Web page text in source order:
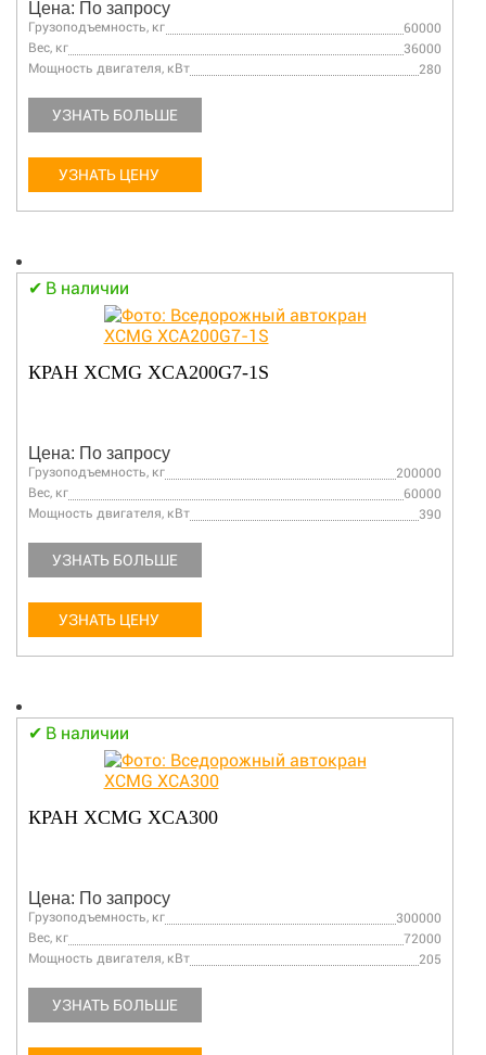
Цена: По запросу
Грузоподъемность, кг
60000
Вес, кг
36000
Мощность двигателя, кВт
280
УЗНАТЬ БОЛЬШЕ
УЗНАТЬ ЦЕНУ
В наличии
КРАН XCMG XCA200G7-1S
Цена: По запросу
Грузоподъемность, кг
200000
Вес, кг
60000
Мощность двигателя, кВт
390
УЗНАТЬ БОЛЬШЕ
УЗНАТЬ ЦЕНУ
В наличии
КРАН XCMG XCA300
Цена: По запросу
Грузоподъемность, кг
300000
Вес, кг
72000
Мощность двигателя, кВт
205
УЗНАТЬ БОЛЬШЕ